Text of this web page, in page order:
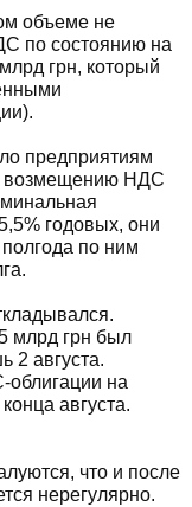
объеме не
по состоянию на
грн, который
предприятиям
возмещению НДС
годовых, они
по ним
млрд грн был
2 августа.
на
августа.
что и после
нерегулярно.